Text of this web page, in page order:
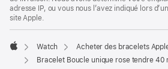
adresse IP, ou vous nous l’avez indiqué lors
site Apple.
Apple
Watch
Acheter des bracelets
Bracelet Boucle unique rose tendre 40